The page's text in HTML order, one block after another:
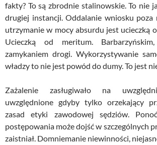
fakty? To są zbrodnie stalinowskie. To nie
drugiej instancji. Oddalanie wniosku poza
utrzymanie w mocy absurdu jest ucieczką
Ucieczką od meritum.
zamykaniem drogi. Wykorzystywanie
władzy to nie jest powód do dumy. To jest
Zażalenie zasługiwało na
uwzględnione gdyby tylko orzekający
zasad etyki zawodowej sędziów.
postępowania może dojść w szczególnych
zaistniał. Domniemanie niewinności,